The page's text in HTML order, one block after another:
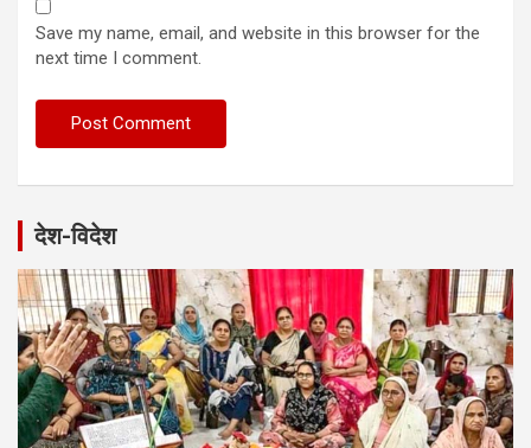
Save my name, email, and website in this browser for the
next time I comment.
देश-विदेश